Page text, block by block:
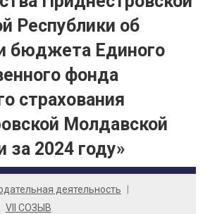
Республики об
бюджета Единого
фонда
страхования
Молдавской
за 2024 году»
деятельность
VII СОЗЫВ